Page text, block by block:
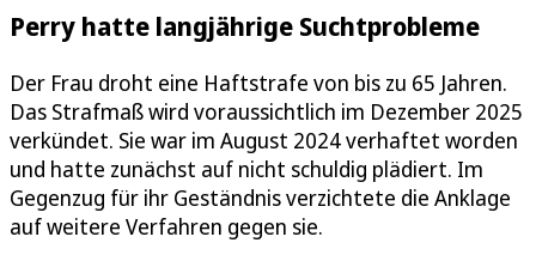
Perry hatte langjährige Suchtprobleme
Der Frau droht eine Haftstrafe von bis zu 65 Jahren.
Das Strafmaß wird voraussichtlich im Dezember 2025
verkündet. Sie war im August 2024 verhaftet worden
und hatte zunächst auf nicht schuldig plädiert. Im
Gegenzug für ihr Geständnis verzichtete die Anklage
auf weitere Verfahren gegen sie.